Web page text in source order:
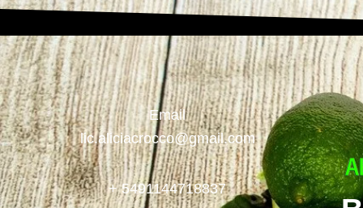
Email
lic.aliciacrocco@gmail.com
+ 5491144718837